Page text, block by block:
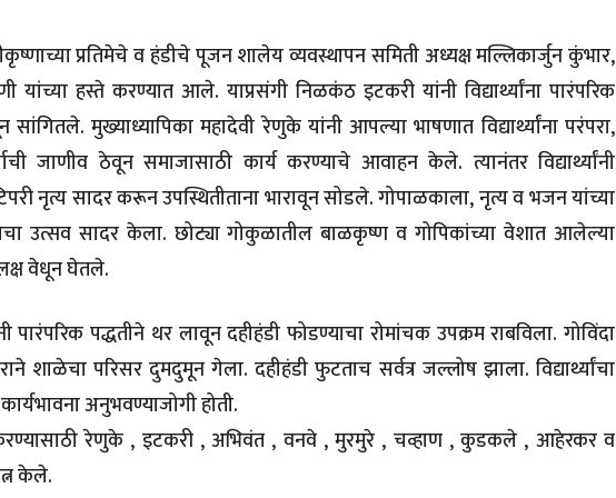
प्रतिमेचे व हंडीचे पूजन शालेय व्यवस्थापन समिती अध्यक्ष मल्लिकार्जुन कुंभार,
यांच्या हस्ते करण्यात आले. याप्रसंगी निळकंठ इटकरी यांनी विद्यार्थ्यांना पारंपरिक
मुख्याध्यापिका महादेवी रेणुके यांनी आपल्या भाषणात विद्यार्थ्यांना परंपरा,
जाणीव ठेवून समाजासाठी कार्य करण्याचे आवाहन केले. त्यानंतर विद्यार्थ्यांनी
नृत्य सादर करून उपस्थितीताना भारावून सोडले. गोपाळकाला, नृत्य व भजन यांच्या
उत्सव सादर केला. छोट्या गोकुळातील बाळकृष्ण व गोपिकांच्या वेशात आलेल्या
वेधून घेतले.
पारंपरिक पद्धतीने थर लावून दहीहंडी फोडण्याचा रोमांचक उपक्रम राबविला. गोविंदा
परिसर दुमदुमून गेला. दहीहंडी फुटताच सर्वत्र जल्लोष झाला. विद्यार्थ्यांचा
अनुभवण्याजोगी होती.
करण्यासाठी रेणुके , इटकरी , अभिवंत , वनवे , मुरमुरे , चव्हाण , कुडकले , आहेरकर व
केले.